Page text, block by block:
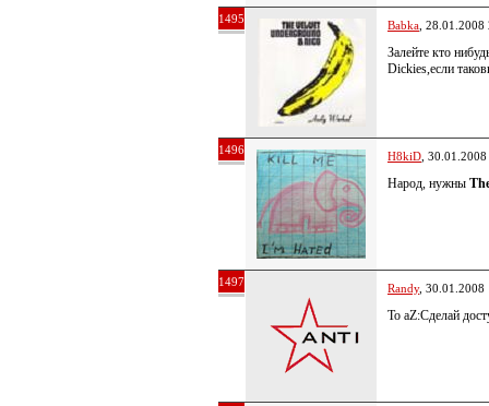
1495 Babka ,
Залейте кто
Dickies,если
1496 H8kiD ,
Народ, нужны
1497 Randy, 30.01.2008
To aZ:Сделай